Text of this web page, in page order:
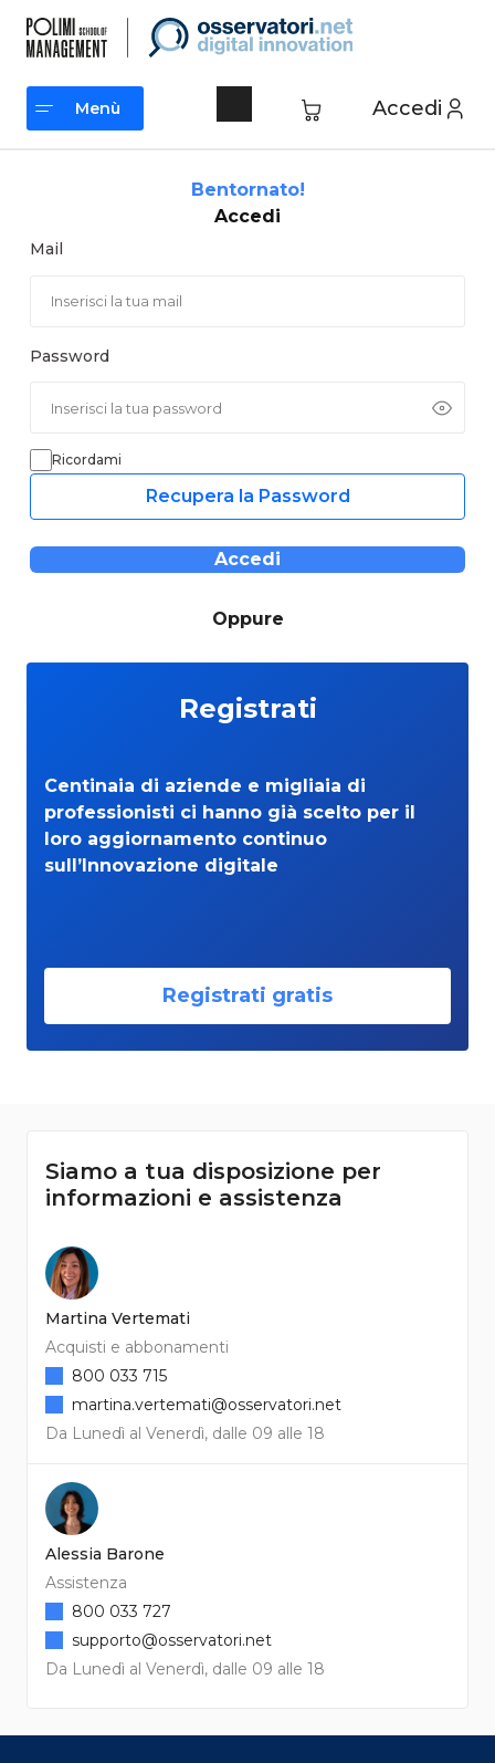
contenuto
Accedi
Menù
Bentornato!
Accedi
Mail
Password
Ricordami
Recupera la Password
Accedi
Oppure
Registrati
Centinaia di aziende e migliaia di
professionisti ci hanno già scelto per il
loro aggiornamento continuo
sull’Innovazione digitale
Registrati gratis
Siamo a tua disposizione per
informazioni e assistenza
Martina Vertemati
Acquisti e abbonamenti
Da Lunedì al Venerdì, dalle 09 alle 18
800 033 715
martina.vertemati@osservatori.net
Alessia Barone
Assistenza
Da Lunedì al Venerdì, dalle 09 alle 18
800 033 727
supporto@osservatori.net